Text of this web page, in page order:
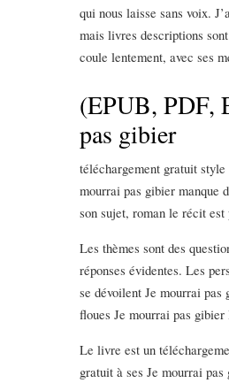
qui nous laisse sans voix.
mais livres descriptions
coule lentement, avec ses
(EPUB, PDF,
pas gibier
téléchargement gratuit
mourrai pas gibier manque
son sujet, roman le récit
Les thèmes sont des
réponses évidentes. Les
se dévoilent Je mourrai
floues Je mourrai pas
Le livre est un
gratuit à ses Je mourrai